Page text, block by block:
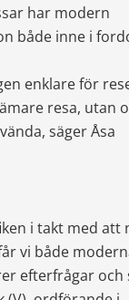
har modern
både inne i
enklare för
resa, utan
säger Åsa
i takt med att
vi både
efterfrågar och